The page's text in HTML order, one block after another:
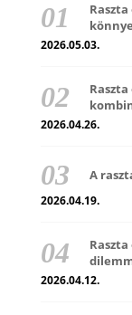
2026.05.03.
2026.04.26.
A
2026.04.19.
2026.04.12.